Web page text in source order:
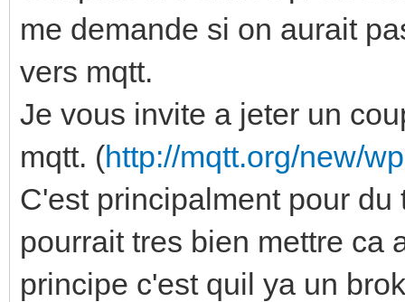
me demande si on aurait
vers mqtt.
Je vous invite a jeter un
mqtt. (http://mqtt.org/new/
C'est principalment pour
pourrait tres bien mettre ca
principe c'est quil ya un